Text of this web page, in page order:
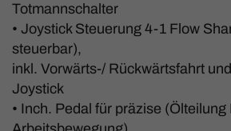
Totmannschalter
• Joystick Steuerung 4-1 Flow
steuerbar),
inkl. Vorwärts-/ Rückwärtsfahrt
Joystick
• Inch. Pedal für präzise (Ölteilung